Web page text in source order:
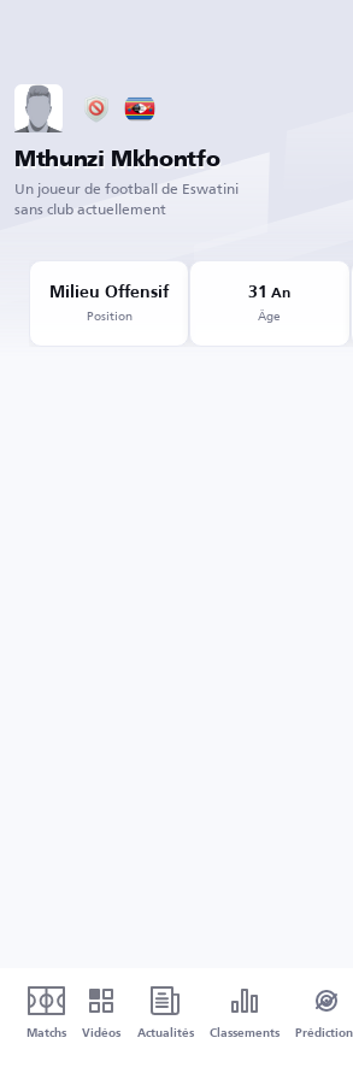
Mthunzi Mkhontfo
Un joueur de football de Eswatini
sans club actuellement
Milieu Offensif
Position
31 An
Âge
Matchs Vidéos Actualités Classements